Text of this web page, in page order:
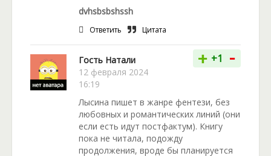
dvhsbsbshssh
Ответить Цитата
Гость Натали
12 февраля 2024
16:19
+ +1 -
Лысина пишет в жанре фентези, без
любовных и романтических линий (они
если есть идут постфактум). Книгу
пока не читала, подожду
продолжения, вроде бы планируется